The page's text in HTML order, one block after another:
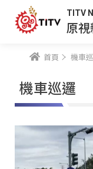
TITV
原
首頁 機車
機車巡邏